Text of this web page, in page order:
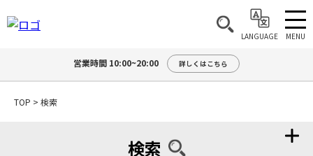
LANGUAGE MENU
営業時間 10:00~20:00 詳しくはこちら
TOP > 検索
検索